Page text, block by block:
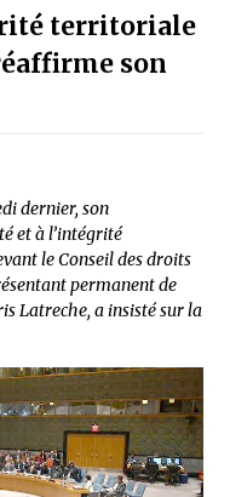
territoriale
son
dernier, son
et à l’intégrité
le Conseil des droits
permanent de
Latreche, a insisté sur la